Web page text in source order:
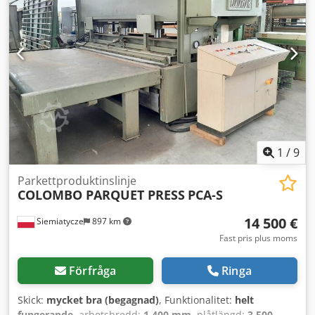
1 /9
Siemiatycze 897 km
Parkettproduktinslinje
COLOMBO PARQUET PRESS PCA-S
14 500 €
Fast pris plus moms
Förfråga Ringa
Skick: mycket bra (begagnad), Funktionalitet: helt